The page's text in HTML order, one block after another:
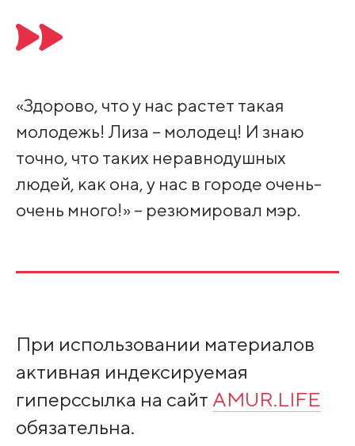
«Здорово, что у нас растет такая
молодежь! Лиза – молодец! И знаю
точно, что таких неравнодушных
людей, как она, у нас в городе очень-
очень много!» – резюмировал мэр.
При использовании материалов
активная индексируемая
гиперссылка на сайт AMUR.LIFE
обязательна.